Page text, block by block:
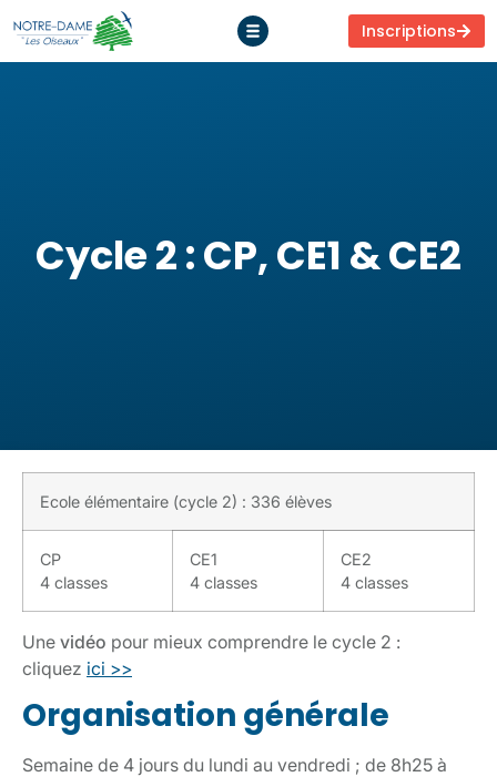
Inscriptions
Cycle 2 : CP, CE1 & CE2
Ecole élémentaire (cycle 2) : 336 élèves
CP
4 classes
CE1
4 classes
CE2
4 classes
Une vidéo pour mieux comprendre le cycle 2 :
cliquez ici >>
Organisation générale
Semaine de 4 jours du lundi au vendredi ; de 8h25 à